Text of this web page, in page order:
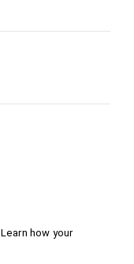
Learn how your